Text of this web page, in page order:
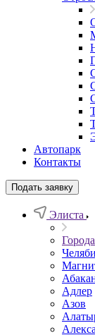
Автопарк
Контакты
Подать заявку
Элиста
Города
Адлер
Азов